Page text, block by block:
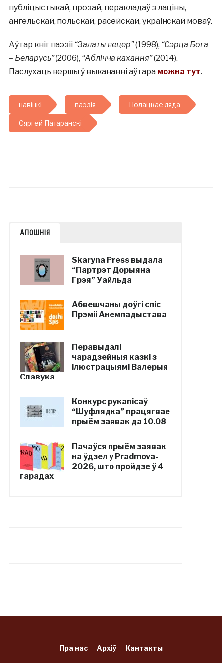
публіцыстыкай, прозай, перакладаў з лаціны,
ангельскай, польскай, расейскай, украінскай моваў.
Аўтар кніг паэзіі “Залаты вецер”(1998), “Сэрца Бога
– Беларусь”(2006), “Аблічча кахання”(2014).
Паслухаць вершы ў выкананні аўтара можна тут.
навінкі паэзія Полацкае ляда
Сяргей Патаранскі
АПОШНІЯ
Skaryna Press выдала
“Партрэт Дорыяна
Грэя” Уайльда
Абвешчаны доўгі спіс
Прэміі Анемпадыстава
Перавыдалі
чарадзейныя казкі з
ілюстрацыямі Валерыя
Славука
Конкурс рукапісаў
“Шуфлядка” працягвае
прыём заявак да 10.08
Пачаўся прыём заявак
на ўдзел у Pradmova-
2026, што пройдзе ў 4
гарадах
Пра нас Архіў Кантакты